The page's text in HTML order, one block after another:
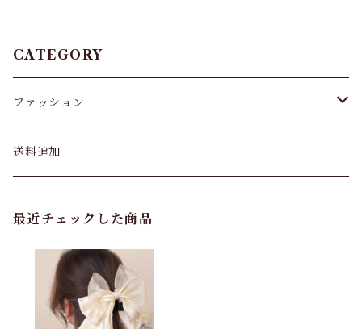
CATEGORY
ファッション
パンツ&スカート
バッグ
カーディガン
送料追加
最近チェックした商品